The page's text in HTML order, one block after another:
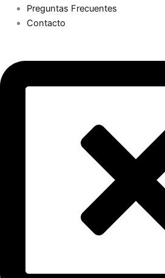
Preguntas Frecuentes
Contacto